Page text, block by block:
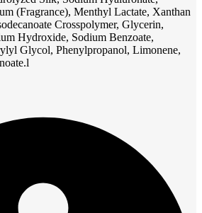
(Fragrance), Menthyl Lactate, Xanthan
Crosspolymer, Glycerin,
Hydroxide, Sodium Benzoate,
Glycol, Phenylpropanol, Limonene,